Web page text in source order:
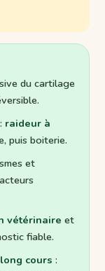
du cartilage
raideur à
puis boiterie.
et
vétérinaire et
fiable.
cours :